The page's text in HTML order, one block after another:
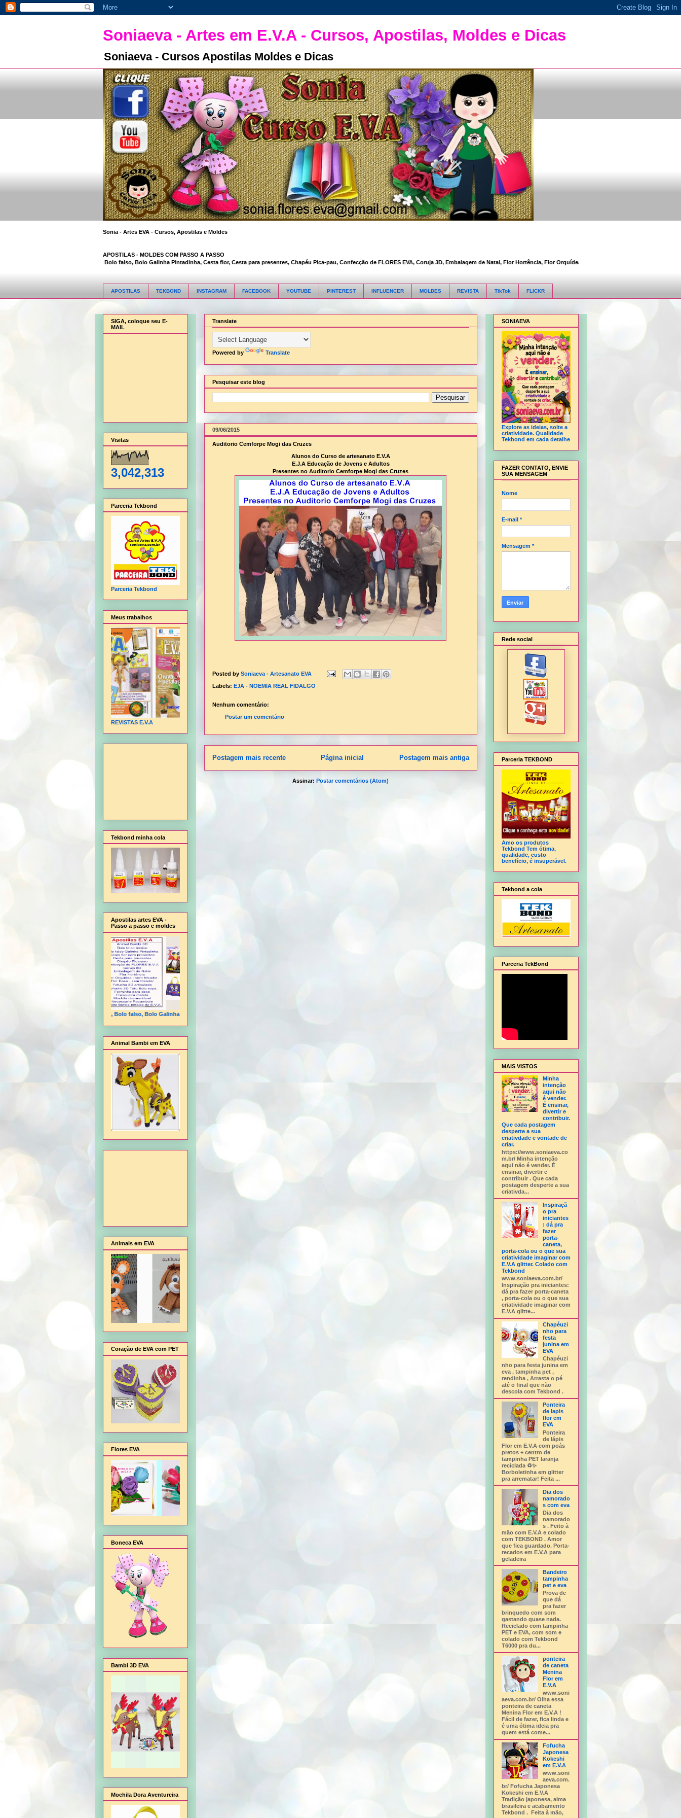
Soniaeva - Artes em E.V.A - Cursos, Apostilas, Moldes e Dicas
Soniaeva - Cursos Apostilas Moldes e Dicas
Sonia - Artes EVA - Cursos, Apostilas e Moldes
APOSTILAS - MOLDES COM PASSO A PASSO
Animal Bambi 3D, Bolo falso, Bolo Galinha Pintadinha, Cesta flor, Cesta para presentes, Chapéu Pica-pau, Confecção de FLORES EVA, Coruja 3D, Embalagem de Natal, Flor Hortência, Flor Orquídea, Flor Rosa, Fofucha 3D articulada,
APOSTILAS TEKBOND INSTAGRAM FACEBOOK YOUTUBE PINTEREST INFLUENCER MOLDES REVISTA TikTok FLICKR
Translate
Powered by Translate
Pesquisar este blog
09/06/2015
Auditorio Cemforpe Mogi das Cruzes
Alunos do Curso de artesanato E.V.A
E.J.A Educação de Jovens e Adultos
Presentes no Auditorio Cemforpe Mogi das Cruzes
Posted by Soniaeva - Artesanato EVA
Labels: EJA - NOEMIA REAL FIDALGO
Nenhum comentário:
Postar um comentário
Postagem mais recente Postagem mais antiga
Página inicial
Assinar: Postar comentários (Atom)
SIGA, coloque seu E-
MAIL
Visitas
3,042,313
Parceria Tekbond
Parceria Tekbond
Meus trabalhos
REVISTAS E.V.A
Tekbond minha cola
Apostilas artes EVA -
Passo a passo e moldes
Animal Bambi 3D, Bolo falso, Bolo Galinha Pintadinha, Cesta flor, Cesta para presentes, Chapéu Pica-pau, Confecção de FLORES E.V.A, Coruja 3D, Embalagem de Natal, Flor Hortência, Flor Orquídea - sem frisador, Flor Rosa - sem
Animal Bambi em EVA
Animais em EVA
Coração de EVA com PET
Flores EVA
Boneca EVA
Bambi 3D EVA
Mochila Dora Aventureira
SONIAEVA
Explore as ideias, solte a
criatividade. Qualidade
Tekbond em cada detalhe
FAZER CONTATO, ENVIE
SUA MENSAGEM
Nome
E-mail *
Mensagem *
Rede social
Parceria TEKBOND
Amo os produtos
Tekbond Tem ótima,
qualidade, custo
benefício, é insuperável.
Tekbond a cola
Parceria TekBond
MAIS VISTOS
Minha
intenção
aqui não
é vender.
É ensinar,
divertir e
contribuir.
Que cada postagem
desperte a sua
criativdade e vontade de
criar.
https://www.soniaeva.co
m.br/ Minha intenção
aqui não é vender. É
ensinar, divertir e
contribuir . Que cada
postagem desperte a sua
criativda...
Inspiraçã
o pra
iniciantes
: dá pra
fazer
porta-
caneta,
porta-cola ou o que sua
criatividade imaginar com
E.V.A glitter. Colado com
Tekbond
www.soniaeva.com.br/
Inspiração pra iniciantes:
dá pra fazer porta-caneta
, porta-cola ou o que sua
criatividade imaginar com
E.V.A glitte...
Chapéuzi
nho para
festa
junina em
EVA
Chapéuzi
nho para festa junina em
eva , tampinha pet ,
rendinha , Arrasta o pé
até o final que não
descola com Tekbond .
Ponteira
de lapis
flor em
EVA
Ponteira
de lápis
Flor em E.V.A com poás
pretos + centro de
tampinha PET laranja
reciclada ♻️✨
Borboletinha em glitter
pra arrematar! Feita ...
Dia dos
namorado
s com eva
Dia dos
namorado
s . Feito à
mão com E.V.A e colado
com TEKBOND . Amor
que fica guardado. Porta-
recados em E.V.A para
geladeira
Bandeiro
tampinha
pet e eva
Prova de
que dá
pra fazer
brinquedo com som
gastando quase nada.
Reciclado com tampinha
PET e EVA, com som e
colado com Tekbond
T6000 pra du...
ponteira
de caneta
Menina
Flor em
E.V.A
www.soni
aeva.com.br/ Olha essa
ponteira de caneta
Menina Flor em E.V.A !
Fácil de fazer, fica linda e
é uma ótima ideia pra
quem está come...
Fofucha
Japonesa
Kokeshi
em E.V.A
www.soni
aeva.com.
br/ Fofucha Japonesa
Kokeshi em E.V.A
Tradição japonesa, alma
brasileira e acabamento
Tekbond . Feita à mão,